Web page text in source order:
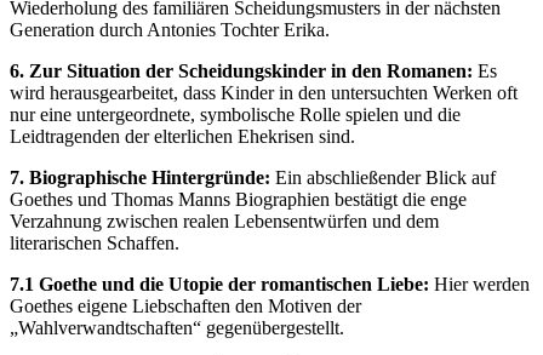
Wiederholung des familiären Scheidungsmusters in der nächsten
Generation durch Antonies Tochter Erika.
6. Zur Situation der Scheidungskinder in den Romanen: Es
wird herausgearbeitet, dass Kinder in den untersuchten Werken oft
nur eine untergeordnete, symbolische Rolle spielen und die
Leidtragenden der elterlichen Ehekrisen sind.
7. Biographische Hintergründe: Ein abschließender Blick auf
Goethes und Thomas Manns Biographien bestätigt die enge
Verzahnung zwischen realen Lebensentwürfen und dem
literarischen Schaffen.
7.1 Goethe und die Utopie der romantischen Liebe: Hier werden
Goethes eigene Liebschaften den Motiven der
„Wahlverwandtschaften“ gegenübergestellt.